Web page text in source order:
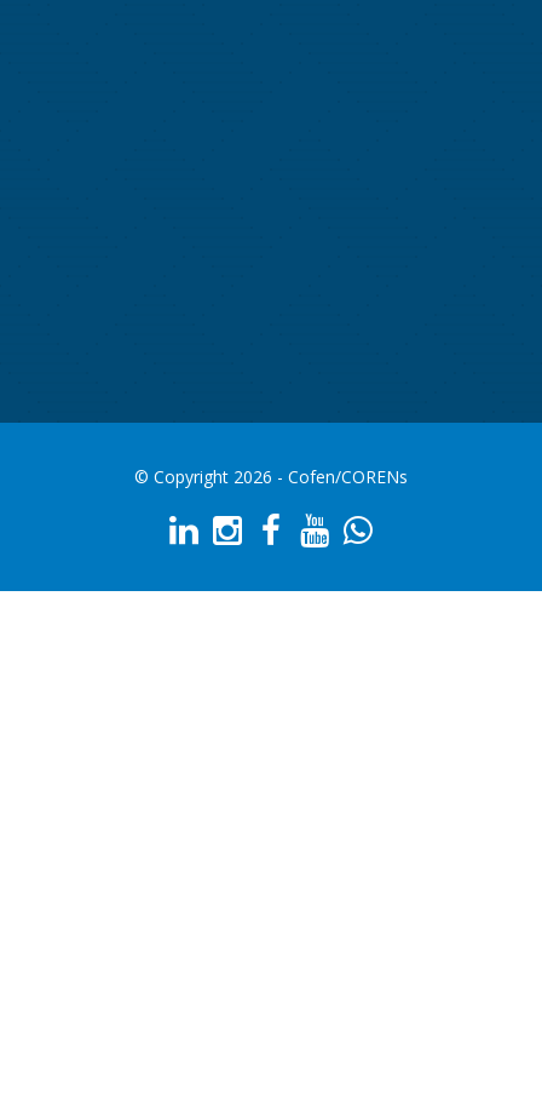
© Copyright 2026 - Cofen/CORENs